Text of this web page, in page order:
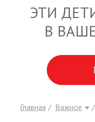
ЭТИ
В
Главная Важное